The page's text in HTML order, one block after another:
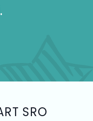
SRO